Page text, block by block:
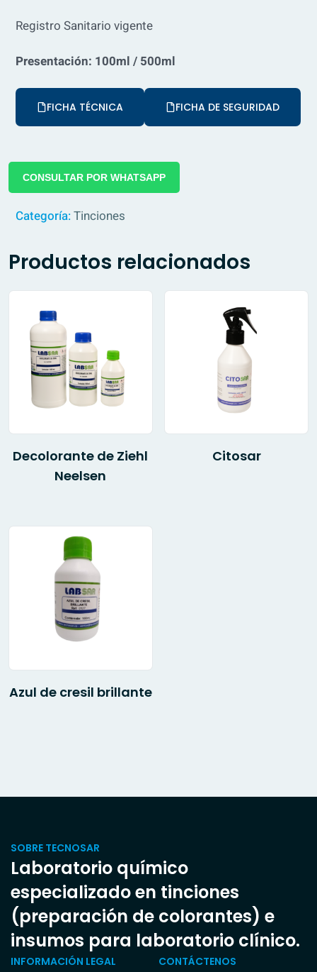
Registro Sanitario vigente
Presentación: 100ml / 500ml
FICHA TÉCNICA FICHA DE SEGURIDAD
CONSULTAR POR WHATSAPP
Categoría:Tinciones
Productos relacionados
Decolorante de Ziehl
Neelsen
Citosar
Azul de cresil brillante
SOBRE TECNOSAR
Laboratorio químico
especializado en tinciones
(preparación de colorantes) e
insumos para laboratorio clínico.
INFORMACIÓN LEGAL CONTÁCTENOS